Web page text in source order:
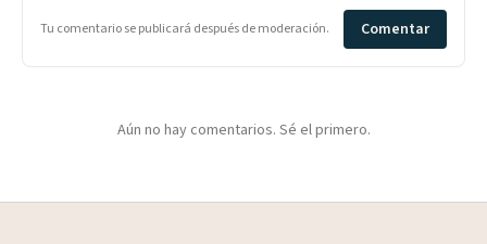
Tu comentario se publicará después de moderación. Comentar
Aún no hay comentarios. Sé el primero.